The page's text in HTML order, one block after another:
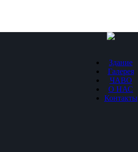
Здание
Галерея
ЧАВО
О НАС
Контакты